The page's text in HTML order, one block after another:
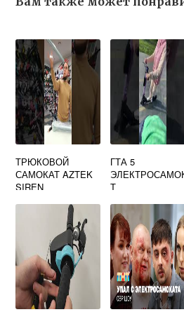
ТРЮКОВОЙ
САМОКАТ AZTEK
SIREN
ГТА 5
Т